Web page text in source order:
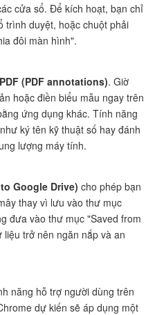
cửa sổ. Để kích hoạt, bạn chỉ
trình duyệt, hoặc chuột phải
đôi màn hình".
(PDF annotations). Giờ
hoặc điền biểu mẫu ngay trên
ứng dụng khác. Tính năng
ký tên kỹ thuật số hay đánh
lượng máy tính.
Google Drive) cho phép bạn
thay vì lưu vào thư mục
đưa vào thư mục "Saved from
trở nên ngăn nắp và an
năng hỗ trợ người dùng trên
dự kiến sẽ áp dụng một